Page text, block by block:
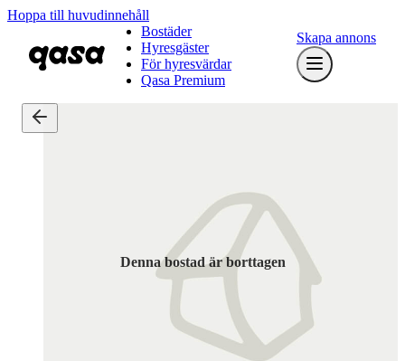
Hoppa till huvudinnehåll
Bostäder
Hyresgäster
För hyresvärdar
Qasa Premium
Skapa annons
Denna bostad är borttagen